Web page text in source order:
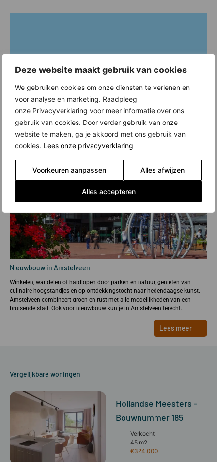
Deze website maakt gebruik van cookies
We gebruiken cookies om onze diensten te verlenen en
voor analyse en marketing. Raadpleeg
onze Privacyverklaring voor meer informatie over ons
gebruik van cookies. Door verder gebruik van onze
website te maken, ga je akkoord met ons gebruik van
cookies. Lees onze privacyverklaring
Voorkeuren aanpassen Alles afwijzen
Alles accepteren
Nieuwbouw in Amstelveen
Winkelen, wandelen of hardlopen door parken en natuur, genieten van
culinaire hoogstandjes en op ontdekkingstocht naar hedendaagse kunst.
Amstelveen combineert groen en rust met alle mogelijkheden van een
bruisende stad. Ook voor nieuwbouw kun je in Amstelveen terecht.
Lees meer
Vergelijkbare woningen
Hollandse Meesters -
Bouwnummer 185
Verkocht
45 m2
€324.000